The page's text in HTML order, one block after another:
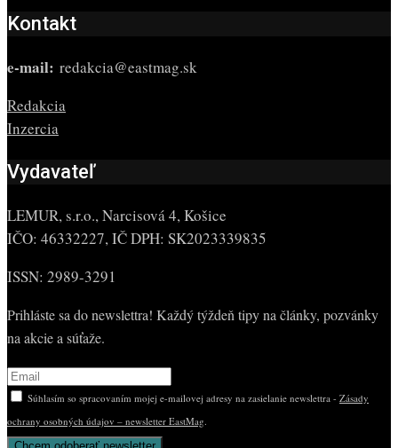
Kontakt
e-mail: redakcia@eastmag.sk
Redakcia
Inzercia
Vydavateľ
LEMUR, s.r.o., Narcisová 4, Košice
IČO: 46332227, IČ DPH: SK2023339835
ISSN: 2989-3291
Prihláste sa do newslettra! Každý týždeň tipy na články, pozvánky
na akcie a súťaže.
Súhlasím so spracovaním mojej e-mailovej adresy na zasielanie newslettra - Zásady
ochrany osobných údajov – newsletter EastMag